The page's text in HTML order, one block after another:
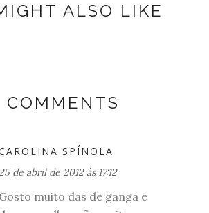
ALSO LIKE
COMMENTS
SPÍNOLA
25 de abril de 2012 às 17:12
Gosto muito das de ganga e